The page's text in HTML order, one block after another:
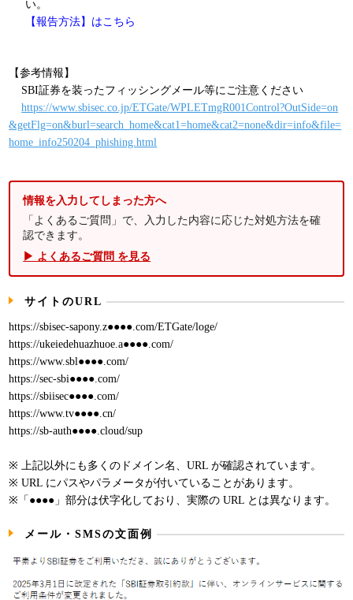
い。
【報告方法】はこちら
【参考情報】
SBI証券を装ったフィッシングメール等にご注意ください
https://www.sbisec.co.jp/ETGate/WPLETmgR001Control?OutSide=on
&getFlg=on&burl=search_home&cat1=home&cat2=none&dir=info&file=
home_info250204_phishing.html
情報を入力してしまった方へ
「よくあるご質問」で、入力した内容に応じた対処方法を確
認できます。
▶ よくあるご質問 を見る
サイトのURL
https://sbisec-sapony.z●●●●.com/ETGate/loge/
https://ukeiedehuazhuoe.a●●●●.com/
https://www.sbl●●●●.com/
https://sec-sbi●●●●.com/
https://sbiisec●●●●.com/
https://www.tv●●●●.cn/
https://sb-auth●●●●.cloud/sup
※ 上記以外にも多くのドメイン名、URL が確認されています。
※ URL にパスやパラメータが付いていることがあります。
※「●●●●」部分は伏字化しており、実際の URL とは異なります。
メール・SMSの文面例